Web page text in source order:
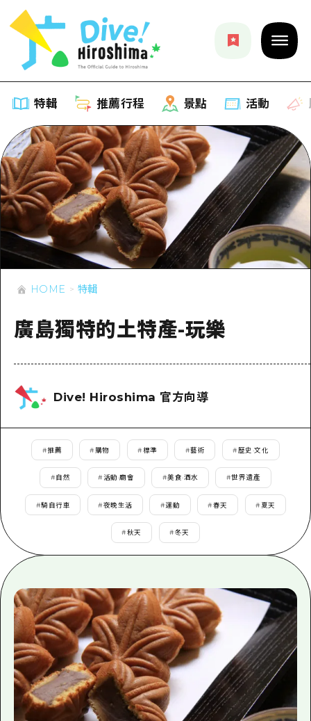
特輯 推薦行程 景點 活動
特輯
列表
推薦
藝術
騎自行車
購物
運動
世界遺產
學習·體驗
標準
歷史·文化
治癒
自然
推薦行程
列表
Dive! Hiroshima 官方向導
廣島隨意旅行
廣島市內
美北
藝北
宮島周邊
東山口
短途旅行
半天
1晚2天
2晚3天
景點
列表
安芸
宮島周邊
東山口
愛媛
島根
活動
即時訊息
列表
輔助流量摘要
設施擁堵
超值遊覽門票
行李寄存及運送服務
廣島免費 Wi-Fi
面向外國遊客的街角旅遊信息中心
志願者指南
廣島視頻
常見問題
HOME
新聞
HOME 特輯
廣島獨特的土特產-玩樂
Dive! Hiroshima 官方向導
#推薦 # 購物 #標準 #藝術 #歷史·文化
#自然 #活動·廟會 #美食·酒水 #世界遺產
#騎自行車 #夜晚生活 #運動 #春天 # 夏天
#秋天 #冬天